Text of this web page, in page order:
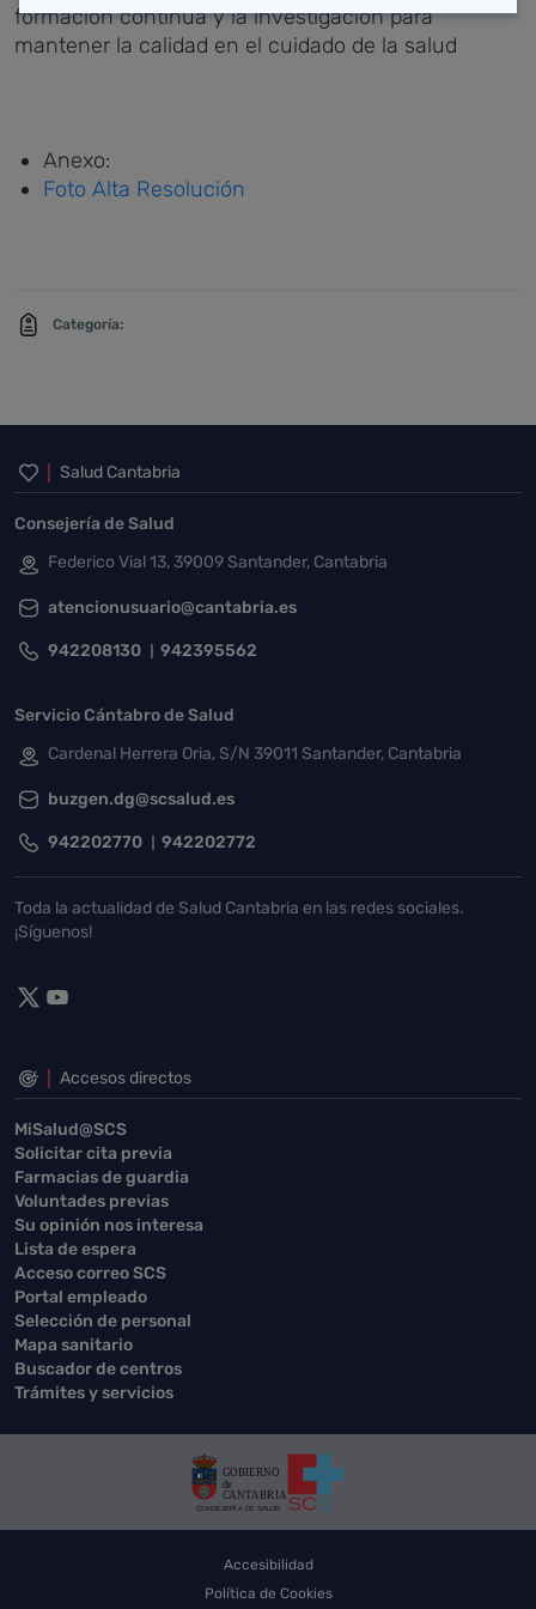
formación continua y la investigación para
mantener la calidad en el cuidado de la salud
Anexo:
Foto Alta Resolución
Categoría:
Inicio del pie de página
Salud Cantabria
Consejería de Salud
Federico Vial 13, 39009 Santander, Cantabria
atencionusuario@cantabria.es
942208130 942395562
Servicio Cántabro de Salud
Cardenal Herrera Oria, S/N 39011 Santander, Cantabria
buzgen.dg@scsalud.es
942202770 942202772
Toda la actualidad de Salud Cantabria en las redes sociales.
¡Síguenos!
Accesos directos
MiSalud@SCS
Solicitar cita previa
Farmacias de guardia
Voluntades previas
Su opinión nos interesa
Lista de espera
Acceso correo SCS
Portal empleado
Selección de personal
Mapa sanitario
Buscador de centros
Trámites y servicios
Accesibilidad
Política de Cookies